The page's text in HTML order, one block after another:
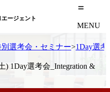
ージェント
MENU
選考会・セミナー>1Day選考
) 1Day選考会_Integration &